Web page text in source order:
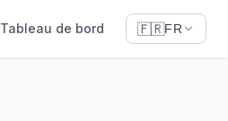
Tableau de bord 🇫🇷FR